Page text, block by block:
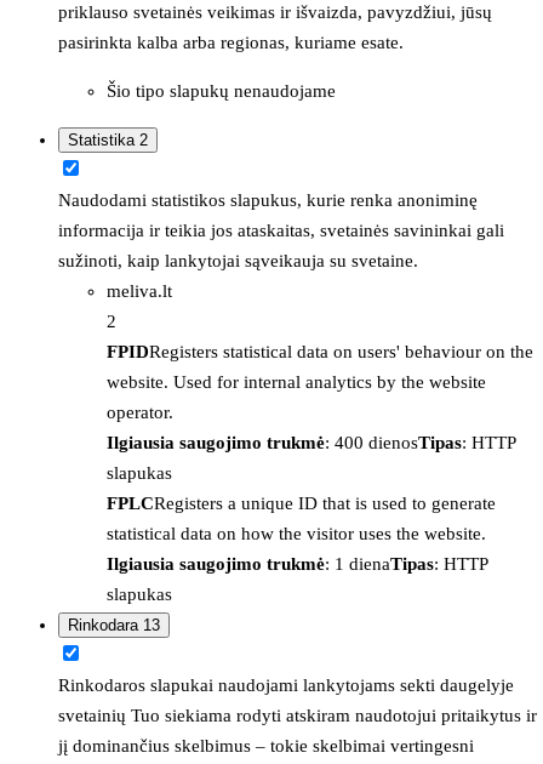
priklauso svetainės veikimas ir išvaizda, pavyzdžiui, jūsų
pasirinkta kalba arba regionas, kuriame esate.
Šio tipo slapukų nenaudojame
Statistika 2
Naudodami statistikos slapukus, kurie renka anoniminę
informacija ir teikia jos ataskaitas, svetainės savininkai gali
sužinoti, kaip lankytojai sąveikauja su svetaine.
meliva.lt
2
FPIDRegisters statistical data on users' behaviour on the
website. Used for internal analytics by the website
operator.
Ilgiausia saugojimo trukmė: 400 dienosTipas: HTTP
slapukas
FPLCRegisters a unique ID that is used to generate
statistical data on how the visitor uses the website.
Ilgiausia saugojimo trukmė: 1 dienaTipas: HTTP
slapukas
Rinkodara 13
Rinkodaros slapukai naudojami lankytojams sekti daugelyje
svetainių Tuo siekiama rodyti atskiram naudotojui pritaikytus ir
jį dominančius skelbimus – tokie skelbimai vertingesni